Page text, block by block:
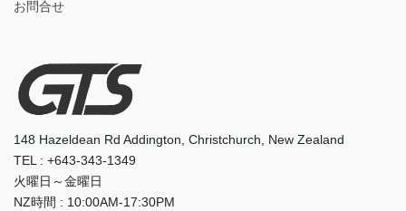
お問合せ
148 Hazeldean Rd Addington, Christchurch, New Zealand
TEL : +643-343-1349
火曜日～金曜日
NZ時間 : 10:00AM-17:30PM